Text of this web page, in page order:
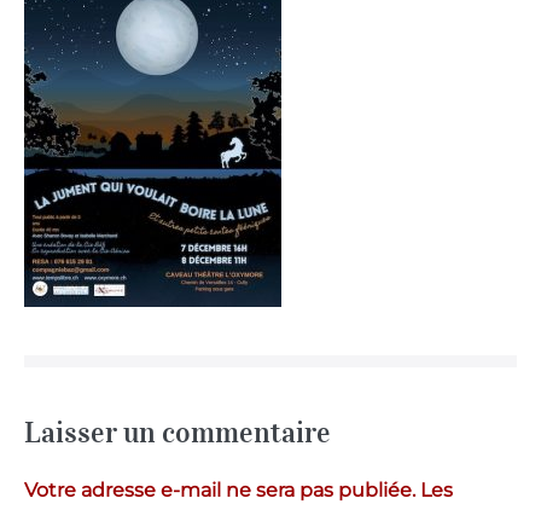
Laisser un commentaire
Votre adresse e-mail ne sera pas publiée. Les